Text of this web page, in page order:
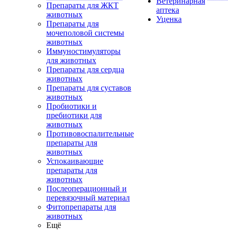
Препараты для ЖКТ
животных
Препараты для
мочеполовой системы
животных
Иммуностимуляторы
для животных
Препараты для сердца
животных
Препараты для суставов
животных
Пробиотики и
пребиотики для
животных
Противовоспалительные
препараты для
животных
Успокаивающие
препараты для
животных
Послеоперационный и
перевязочный материал
Фитопрепараты для
животных
Ещё
аптека
Уценка